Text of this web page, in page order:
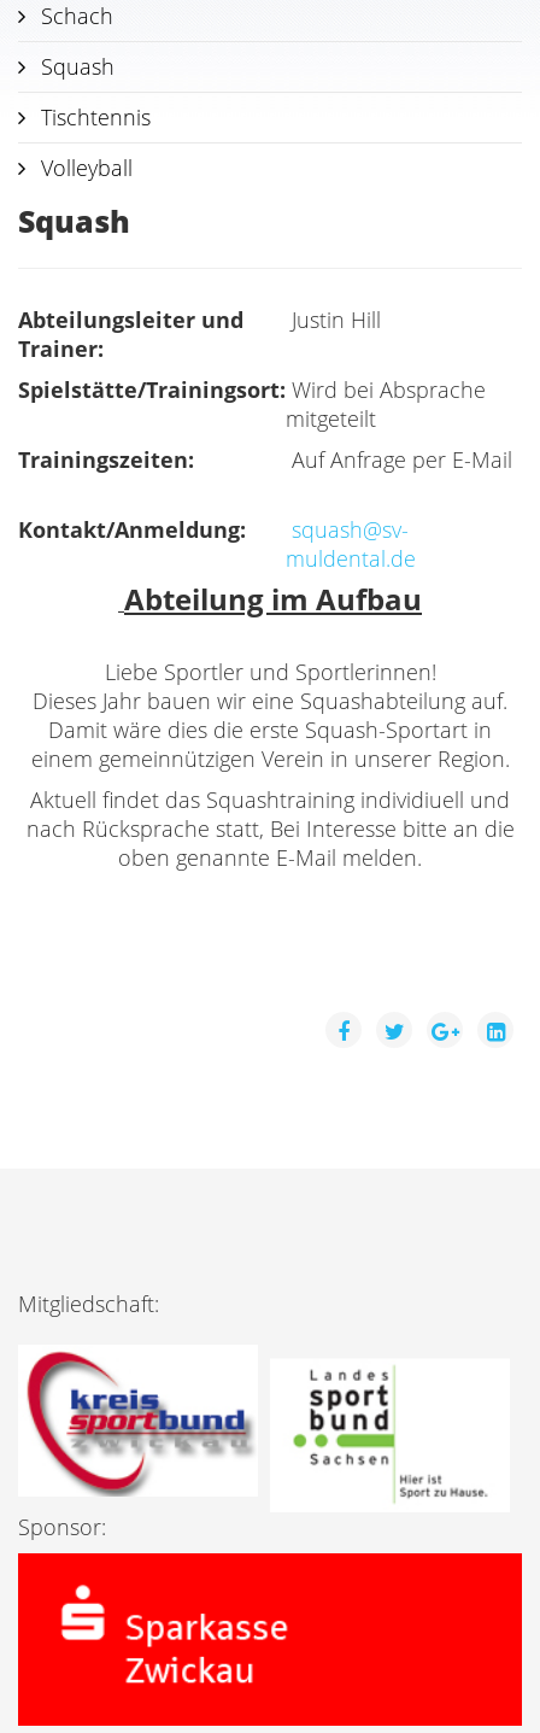
Schach
Squash
Tischtennis
Volleyball
Squash
Abteilungsleiter und
Trainer:
Justin Hill
Spielstätte/Trainingsort: Wird bei Absprache
mitgeteilt
Trainingszeiten:
Auf Anfrage per E-Mail
Kontakt/Anmeldung:
squash@sv-
muldental.de
Abteilung im Aufbau
Liebe Sportler und Sportlerinnen!
Dieses Jahr bauen wir eine Squashabteilung auf.
Damit wäre dies die erste Squash-Sportart in
einem gemeinnützigen Verein in unserer Region.
Aktuell findet das Squashtraining individiuell und
nach Rücksprache statt, Bei Interesse bitte an die
oben genannte E-Mail melden.
Mitgliedschaft:
Sponsor: